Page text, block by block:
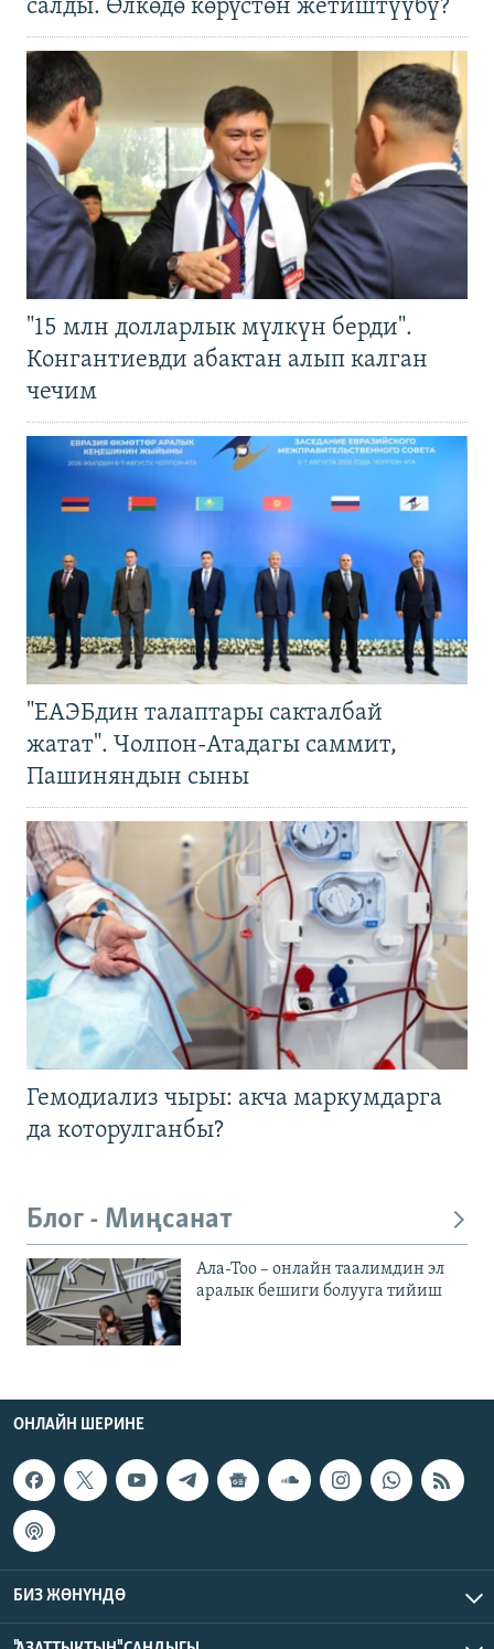
салды. Өлкөдө көрүстөн жетиштүүбү?
"15 млн долларлык мүлкүн берди".
Конгантиевди абактан алып калган
чечим
"ЕАЭБдин талаптары сакталбай
жатат". Чолпон-Атадагы саммит,
Пашиняндын сыны
Гемодиализ чыры: акча маркумдарга
да которулганбы?
Блог - Миңсанат
Ала-Тоо – онлайн таалимдин эл
аралык бешиги болууга тийиш
ОНЛАЙН ШЕРИНЕ
БИЗ ЖӨНҮНДӨ